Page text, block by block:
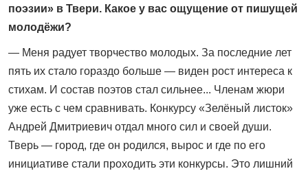
поэзии» в Твери. Какое у вас ощущение от пишущей
молодёжи?
— Меня радует творчество молодых. За последние лет
пять их стало гораздо больше — виден рост интереса к
стихам. И состав поэтов стал сильнее... Членам жюри
уже есть с чем сравнивать. Конкурсу «Зелёный листок»
Андрей Дмитриевич отдал много сил и своей души.
Тверь — город, где он родился, вырос и где по его
инициативе стали проходить эти конкурсы. Это лишний